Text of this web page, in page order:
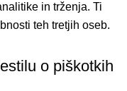
in trženja. Ti
teh tretjih oseb.
o piškotkih